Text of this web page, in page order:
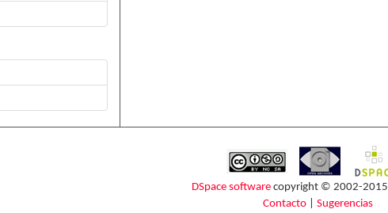
DSpace software copyright © 2002-2015
Contacto| Sugerencias